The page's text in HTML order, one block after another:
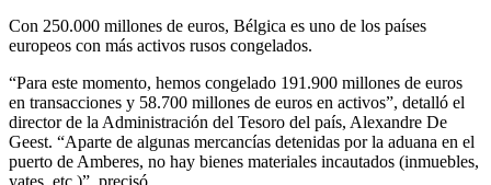
Con 250.000 millones de euros, Bélgica es uno de los países
europeos con más activos rusos congelados.
“Para este momento, hemos congelado 191.900 millones de euros
en transacciones y 58.700 millones de euros en activos”, detalló el
director de la Administración del Tesoro del país, Alexandre De
Geest. “Aparte de algunas mercancías detenidas por la aduana en el
puerto de Amberes, no hay bienes materiales incautados (inmuebles,